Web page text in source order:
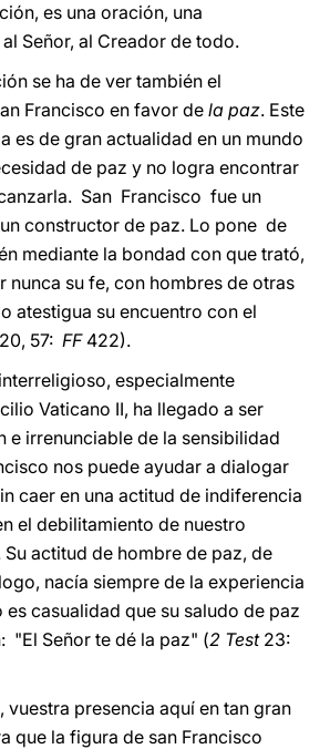
es una oración, una
Señor, al Creador de todo.
se ha de ver también el
Francisco en favor de la paz. Este
es de gran actualidad en un mundo
de paz y no logra encontrar
San Francisco fue un
constructor de paz. Lo pone de
mediante la bondad con que trató,
nunca su fe, con hombres de otras
atestigua su encuentro con el
57: FF422).
especialmente
Vaticano II, ha llegado a ser
e irrenunciable de la sensibilidad
nos puede ayudar a dialogar
caer en una actitud de indiferencia
el debilitamiento de nuestro
actitud de hombre de paz, de
nacía siempre de la experiencia
casualidad que su saludo de paz
"El Señor te dé la paz" (2 Test23:
vuestra presencia aquí en tan gran
que la figura de san Francisco